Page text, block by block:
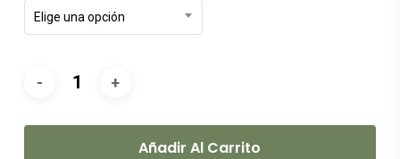
Elige una opción
Añadir Al Carrito